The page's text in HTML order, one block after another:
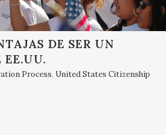
DE SER UN
Process, United States Citizenship